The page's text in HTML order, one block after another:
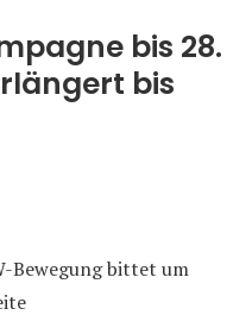
bis 28.
bis
Bewegung bittet um